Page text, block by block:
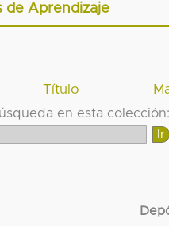
de Aprendizaje
Título
en esta colección: